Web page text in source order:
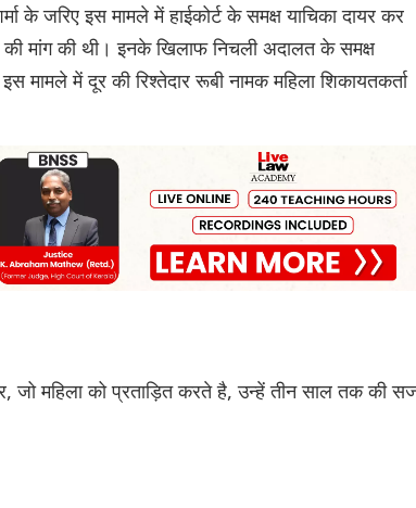
के जरिए इस मामले में हाईकोर्ट के समक्ष याचिका दायर कर
मांग की थी। इनके खिलाफ निचली अदालत के समक्ष
मामले में दूर की रिश्तेदार रूबी नामक महिला शिकायतकर्ता
जो महिला को प्रताड़ित करते है, उन्हें तीन साल तक की